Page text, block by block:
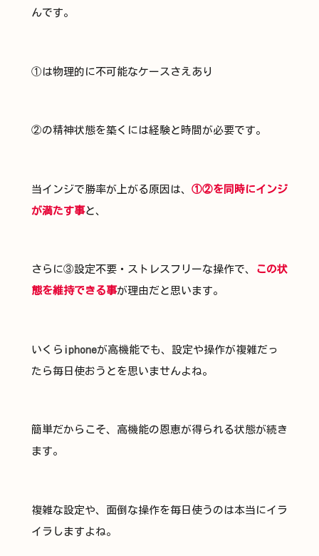
んです。
①は物理的に不可能なケースさえあり
②の精神状態を築くには経験と時間が必要です。
当インジで勝率が上がる原因は、 ①②を同時にインジ
が満たす事と、
さらに③設定不要・ストレスフリーな操作で、
この状
態を維持できる事が理由だと思います。
いくら iphoneが高機能でも、設定や操作が複雑だっ
たら毎日使おうとを思いませんよね。
簡単だからこそ、高機能の恩恵が得られる状態が続き
ます。
複雑な設定や、面倒な操作を毎日使うのは本当にイラ
イラしますよね。